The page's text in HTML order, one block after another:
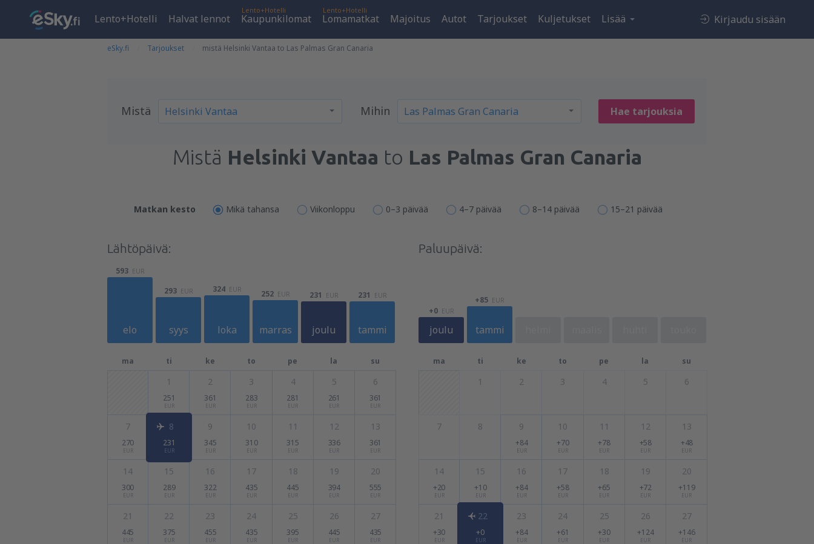
Lento+Hotelli Halvat lennot
Lento+Hotelli
Kaupunkilomat
Lento+Hotelli
Lomamatkat Majoitus Autot Tarjoukset Kuljetukset Lisää Kirjaudu sisään
eSky.fi Tarjoukset mistä Helsinki Vantaa to Las Palmas Gran Canaria
Mistä Mihin Hae tarjouksia
Mistä Helsinki Vantaa to Las Palmas Gran Canaria
Matkan kesto Mikä tahansa Viikonloppu 0–3 päivää 4–7 päivää 8–14 päivää 15–21 päivää
Lähtöpäivä:
elo
593 EUR
syys
293 EUR
loka
324 EUR
marras
252 EUR
joulu
231 EUR
tammi
231 EUR
ma ti ke to pe la su
1
251
EUR
2
361
EUR
3
283
EUR
4
281
EUR
5
261
EUR
6
361
EUR
7
270
EUR
8
231
EUR
9
345
EUR
10
310
EUR
11
315
EUR
12
336
EUR
13
361
EUR
14
300
EUR
15
289
EUR
16
322
EUR
17
435
EUR
18
445
EUR
19
394
EUR
20
555
EUR
21
445
EUR
22
375
EUR
23
455
EUR
24
435
EUR
25
395
EUR
26
445
EUR
27
435
EUR
Paluupäivä:
joulu
+0 EUR
tammi
+85 EUR
ma ti ke to pe la su
1 2 3 4 5 6
7 8 9
+84
EUR
10
+70
EUR
11
+78
EUR
12
+58
EUR
13
+48
EUR
14
+20
EUR
15
+10
EUR
16
+84
EUR
17
+58
EUR
18
+65
EUR
19
+72
EUR
20
+119
EUR
21
+30
EUR
22
+0
EUR
23
+84
EUR
24
+61
EUR
25
+30
EUR
26
+124
EUR
27
+146
EUR